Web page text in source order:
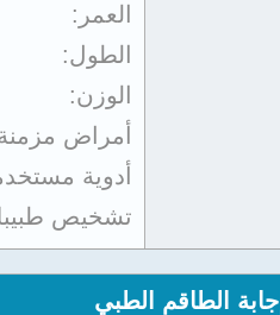
العمر
الطول
الوزن
أمراض
أدوية
تشخيص
إجابة الطاقم الطبي